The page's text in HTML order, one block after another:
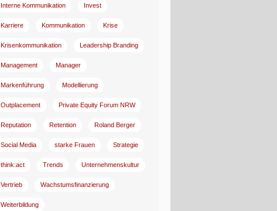
Interne Kommunikation Invest
Karriere Kommunikation Krise
Krisenkommunikation Leadership Branding
Management Manager
Markenführung Modellierung
Outplacement Private Equity Forum NRW
Reputation Retention Roland Berger
Social Media starke Frauen Strategie
think:act Trends Unternehmenskultur
Vertrieb Wachstumsfinanzierung
Weiterbildung